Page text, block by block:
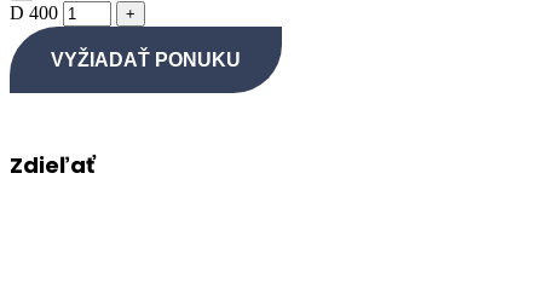
D 400
VYŽIADAŤ PONUKU
Zdieľať